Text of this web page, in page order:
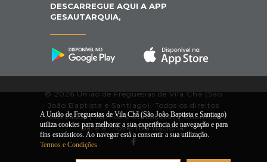
DESCARREGUE AQUI A APP
GESAUTARQUIA,
© 2026 União de Freguesias de Vila Chã (São
João Baptista e Santiago). Todos os direitos
reservados |Termos e Condições|*Chamada
para a móvel fixa nacional
A União de Freguesias de Vila Chã (São João Baptista e Santiago)
utiliza cookies para melhorar a sua experiência de navegação e para
fins estatísticos. Ao navegar está a consentir a sua utilização.
Termos e Condições